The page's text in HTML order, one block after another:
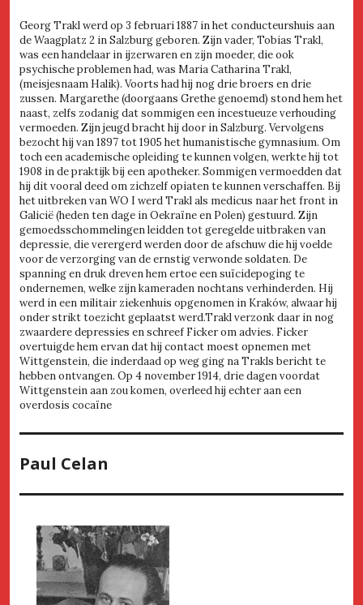
Georg Trakl werd op 3 februari 1887 in het conducteurshuis aan
de Waagplatz 2 in Salzburg geboren. Zijn vader, Tobias Trakl,
was een handelaar in ijzerwaren en zijn moeder, die ook
psychische problemen had, was Maria Catharina Trakl,
(meisjesnaam Halik). Voorts had hij nog drie broers en drie
zussen. Margarethe (doorgaans Grethe genoemd) stond hem het
naast, zelfs zodanig dat sommigen een incestueuze verhouding
vermoeden. Zijn jeugd bracht hij door in Salzburg. Vervolgens
bezocht hij van 1897 tot 1905 het humanistische gymnasium. Om
toch een academische opleiding te kunnen volgen, werkte hij tot
1908 in de praktijk bij een apotheker. Sommigen vermoedden dat
hij dit vooral deed om zichzelf opiaten te kunnen verschaffen. Bij
het uitbreken van WO I werd Trakl als medicus naar het front in
Galicië (heden ten dage in Oekraïne en Polen) gestuurd. Zijn
gemoedsschommelingen leidden tot geregelde uitbraken van
depressie, die verergerd werden door de afschuw die hij voelde
voor de verzorging van de ernstig verwonde soldaten. De
spanning en druk dreven hem ertoe een suïcidepoging te
ondernemen, welke zijn kameraden nochtans verhinderden. Hij
werd in een militair ziekenhuis opgenomen in Kraków, alwaar hij
onder strikt toezicht geplaatst werd.Trakl verzonk daar in nog
zwaardere depressies en schreef Ficker om advies. Ficker
overtuigde hem ervan dat hij contact moest opnemen met
Wittgenstein, die inderdaad op weg ging na Trakls bericht te
hebben ontvangen. Op 4 november 1914, drie dagen voordat
Wittgenstein aan zou komen, overleed hij echter aan een
overdosis cocaïne
Paul Celan